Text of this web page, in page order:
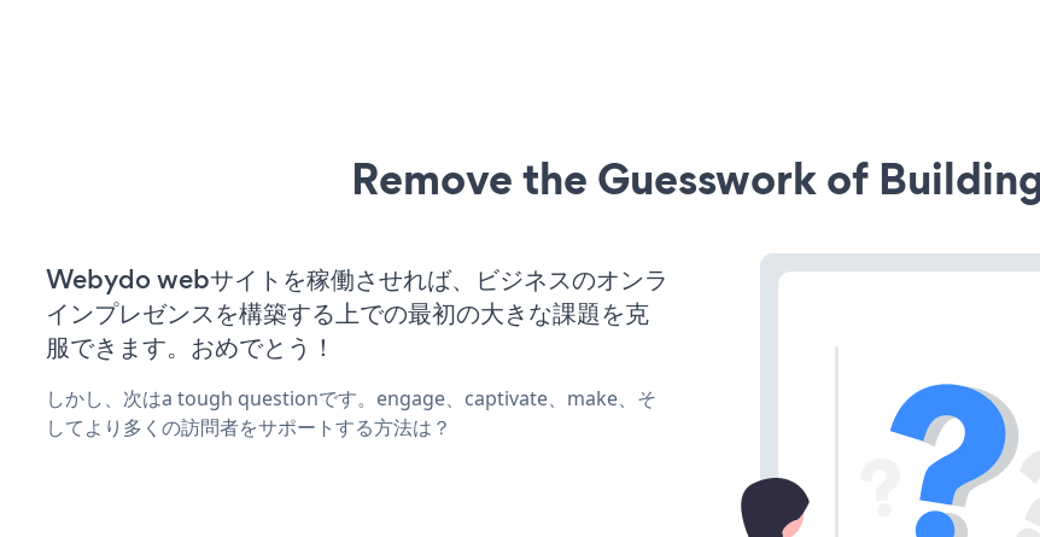
Remove the Guesswork of
Webydo webサイトを稼働させれば、ビジネスのオンラ
インプレゼンスを構築する上での最初の大きな課題を克
服できます。おめでとう！
しかし、次はa tough questionです。engage、captivate、make、そ
してより多くの訪問者をサポートする方法は？